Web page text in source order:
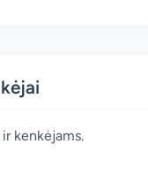
kenkėjams.